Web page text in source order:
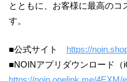
とともに、お客様に最高のコ
す。
■公式サイト https://
■NOINアプリダウンロード（